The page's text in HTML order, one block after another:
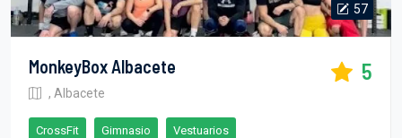
57
MonkeyBox Albacete
, Albacete
5
CrossFit Gimnasio Vestuarios